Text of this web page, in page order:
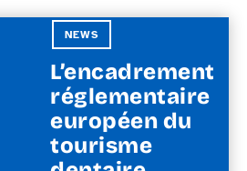
NEWS
L’encadrement
réglementaire
européen du
tourisme